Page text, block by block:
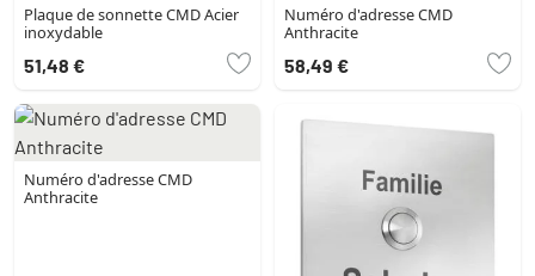
Plaque de sonnette CMD Acier
inoxydable
51,48 €
Numéro d'adresse CMD
Anthracite
58,49 €
Numéro d'adresse CMD
Anthracite